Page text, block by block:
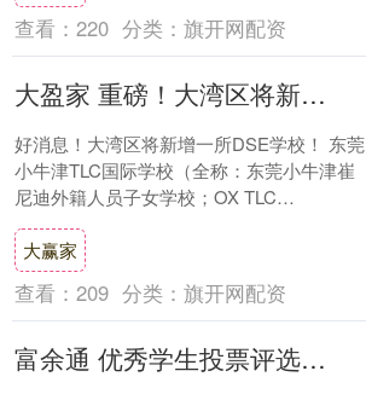
查看： 220 分类： 旗开网配资
大盈家 重磅！大湾区将新增一所DSE学校，就在这里_东莞_牛津_课程
好消息！大湾区将新增一所DSE学校！ 东莞
小牛津TLC国际学校（全称：东莞小牛津崔
尼迪外籍人员子女学校；OX TLC
International School,....
大赢家
查看： 209 分类： 旗开网配资
富余通 优秀学生投票评选怎样组织？防作弊投票系统确保公正评选_Step_贴上标签_班级